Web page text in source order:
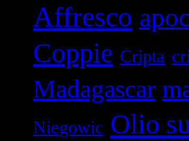
Affresco
Coppie Cripta
Madagascar
Niegowic Olio